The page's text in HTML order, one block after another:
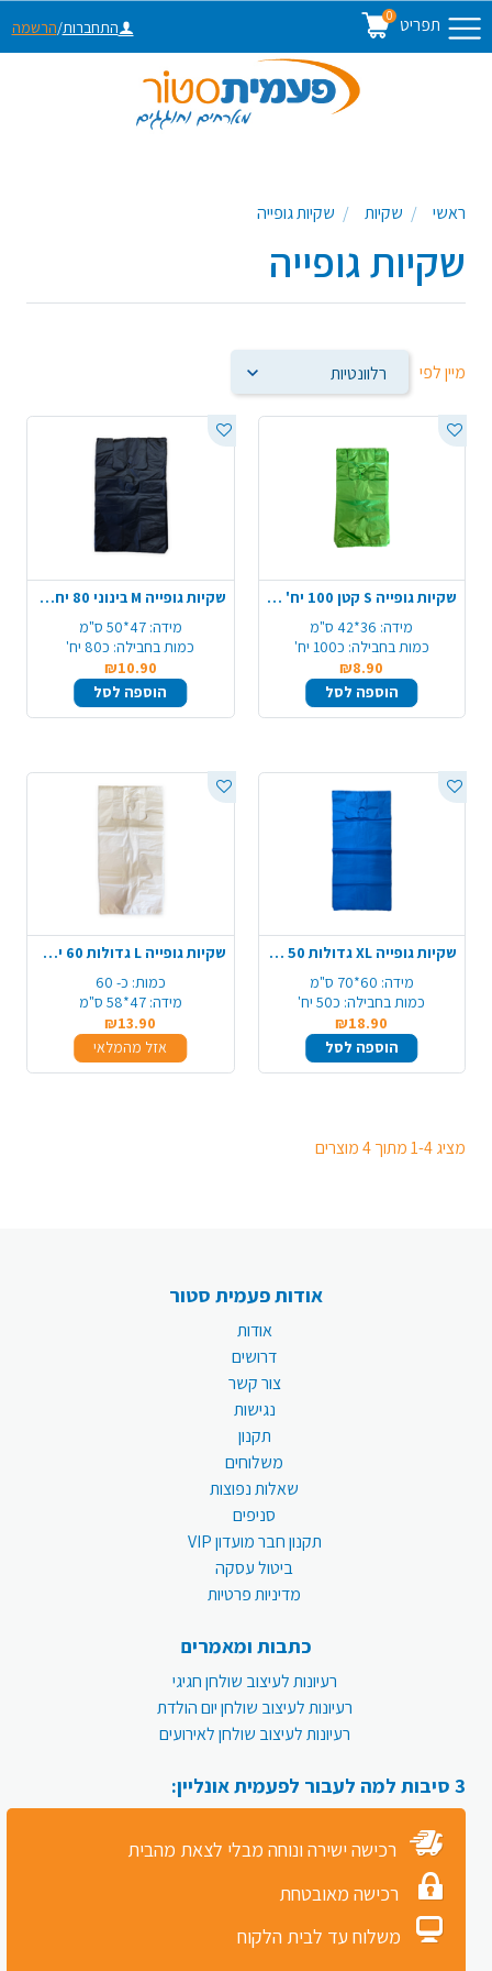
תפריט 0
התחברות/הרשמה
ראשי שקיות שקיות גופייה
שקיות גופייה
מיין לפי
שקיות גופייה S קטן 100 יח' - צבע משתנה
מידה: 36*42 ס"מ
כמות בחבילה: כ100 יח'
₪8.90
הוספה לסל
שקיות גופייה M בינוני 80 יח' 47*50 ס"מ - צבע משתנה
מידה: 47*50 ס"מ
כמות בחבילה: כ80 יח'
₪10.90
הוספה לסל
שקיות גופייה XL גדולות 50 יח' 60*70 ס"מ - כחול
מידה: 60*70 ס"מ
כמות בחבילה: כ50 יח'
₪18.90
הוספה לסל
שקיות גופייה L גדולות 60 יח' - לבן
כמות: כ- 60
מידה: 47*58 ס"מ
₪13.90
אזל מהמלאי
מציג 1-4 מתוך 4 מוצרים
אודות פעמית סטור
אודות
דרושים
צור קשר
נגישות
תקנון
משלוחים
שאלות נפוצות
סניפים
תקנון חבר מועדון VIP
ביטול עסקה
מדיניות פרטיות
כתבות ומאמרים
רעיונות לעיצוב שולחן חגיגי
רעיונות לעיצוב שולחן יום הולדת
רעיונות לעיצוב שולחן לאירועים
3 סיבות למה לעבור לפעמית אונליין:
רכישה ישירה ונוחה מבלי לצאת מהבית
רכישה מאובטחת
משלוח עד לבית הלקוח